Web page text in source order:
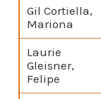
Gil Cortiella,
Mariona
Laurie
Gleisner,
Felipe